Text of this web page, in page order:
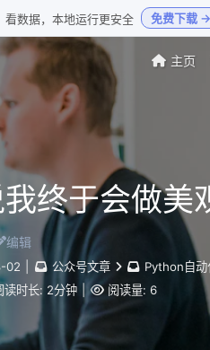
数据，本地运行更安全 免费下载 →
主页
终于会做美
编辑
02 公众号文章
Python自动
读时长: 2分钟 阅读量: 6